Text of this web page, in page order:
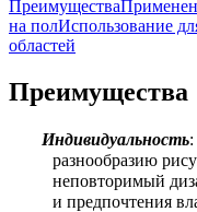
Преимущества
на полИспользование
областей
Преимущества
Индивидуальность
разнообразию
неповторимый
и предпочтения